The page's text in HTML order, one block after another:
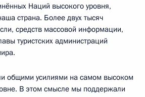
Наций высокого уровня,
страна. Более двух тысяч
средств массовой информации,
туристских администраций
общими усилиями на самом высоком
В этом смысле мы поддержали